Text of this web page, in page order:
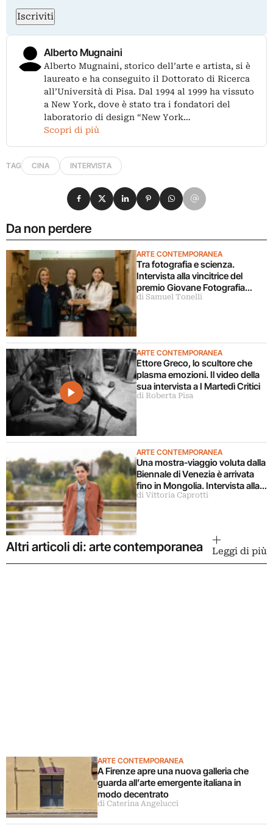
Iscriviti
Alberto Mugnaini
Alberto Mugnaini, storico dell’arte e artista, si è
laureato e ha conseguito il Dottorato di Ricerca
all’Università di Pisa. Dal 1994 al 1999 ha vissuto
a New York, dove è stato tra i fondatori del
laboratorio di design “New York…
Scopri di più
TAG CINA INTERVISTA
Da non perdere
ARTE CONTEMPORANEA
Tra fotografia e scienza.
Intervista alla vincitrice del
premio Giovane Fotografia
Italiana 2026
di Samuel Tonelli
ARTE CONTEMPORANEA
Ettore Greco, lo scultore che
plasma emozioni. Il video della
sua intervista a I Martedì Critici
di Roberta Pisa
ARTE CONTEMPORANEA
Una mostra-viaggio voluta dalla
Biennale di Venezia è arrivata
fino in Mongolia. Intervista alla
curatrice
di Vittoria Caprotti
Condividi su Facebook
Condividi su X
Condividi su LinkedIn
Condividi su Pinterest
Condividi su WhatsApp
Condividi su Email
Altri articoli di: arte contemporanea Leggi di più
ARTE CONTEMPORANEA
A Firenze apre una nuova galleria che
guarda all’arte emergente italiana in
modo decentrato
di Caterina Angelucci